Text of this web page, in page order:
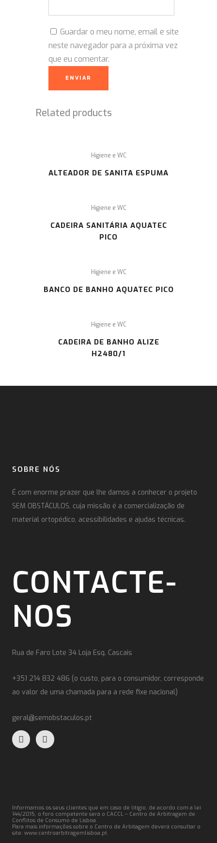
Guardar o meu nome, email e site
neste navegador para a próxima vez
que eu comentar.
Related products
Higiene e WC
ALTEADOR DE SANITA ESPUMA
Higiene e WC
CADEIRA SANITÁRIA AQUATEC
PICO
Higiene e WC
BANCO DE BANHO AQUATEC PICO
Higiene e WC
CADEIRA DE BANHO ALIZE
H2480/1
SOBRE NÓS
É com enorme prazer que lhe damos a conhecer o projeto
SEM OBSTÁCULOS, cuja missão é a comercialização de
material ortopédico, acessibilidades e ajudas técnicas.
CONTACTE-
NOS
Rua de Faro Lote 34 Loja Esq. Cascais
+351 214 832 486 (o custo, para o consumidor, corresponde
ao valor de uma chamada para a rede fixe nacional)
geral@semobstaculos.pt
Informamos os seus clientes que em caso de litígio, de acordo com a lei
144/2015, o foro competente será o CACCL – Centro de Arbitragem de
Conflitos de Consumo de Lisboa.
Para mais informações sobre o Centro de Arbitagem deverá consultar o
site: www.centroarbitragemlisboa.pt.